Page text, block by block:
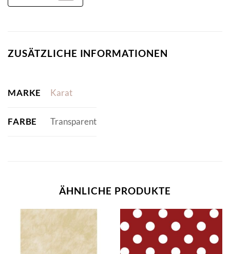
ZUSÄTZLICHE INFORMATIONEN
MARKE Karat
FARBE Transparent
ÄHNLICHE PRODUKTE